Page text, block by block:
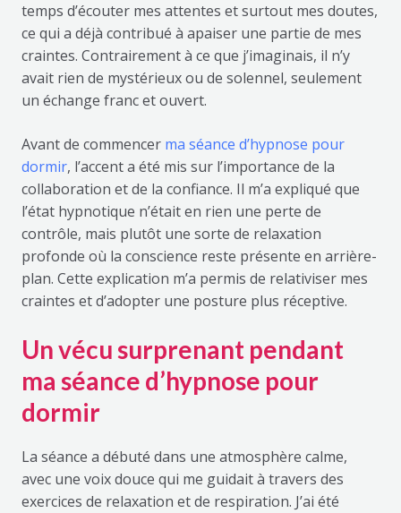
temps d’écouter mes attentes et surtout mes doutes,
ce qui a déjà contribué à apaiser une partie de mes
craintes. Contrairement à ce que j’imaginais, il n’y
avait rien de mystérieux ou de solennel, seulement
un échange franc et ouvert.
Avant de commencer ma séance d’hypnose pour
dormir, l’accent a été mis sur l’importance de la
collaboration et de la confiance. Il m’a expliqué que
l’état hypnotique n’était en rien une perte de
contrôle, mais plutôt une sorte de relaxation
profonde où la conscience reste présente en arrière-
plan. Cette explication m’a permis de relativiser mes
craintes et d’adopter une posture plus réceptive.
Un vécu surprenant pendant
ma séance d’hypnose pour
dormir
La séance a débuté dans une atmosphère calme,
avec une voix douce qui me guidait à travers des
exercices de relaxation et de respiration. J’ai été